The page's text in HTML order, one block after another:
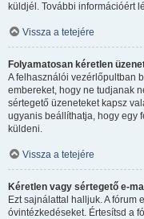
küldjél. További információért
Vissza a tetejére
Folyamatosan kéretlen
A felhasználói vezérlőpultban
embereket, hogy ne tudjanak
sértegető üzeneteket kapsz
ugyanis beállíthatja, hogy egy
küldeni.
Vissza a tetejére
Kéretlen vagy sértegető e-
Ezt sajnálattal halljuk. A fórum
óvintézkedéseket. Értesítsd a